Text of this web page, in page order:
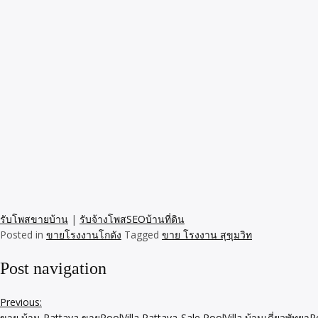
รับโพสขายบ้าน | รับจ้างโพสSEOบ้านที่ดิน
Posted in ขายโรงงานโกดัง Tagged ขาย โรงงาน สุขุมวิท
Post navigation
Previous: